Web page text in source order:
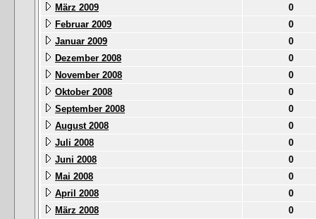
März 2009
0
Februar 2009
0
Januar 2009
0
Dezember 2008
0
November 2008
0
Oktober 2008
0
September 2008
0
August 2008
0
Juli 2008
0
Juni 2008
0
Mai 2008
0
April 2008
0
März 2008
0